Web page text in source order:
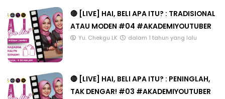
🔴 [LIVE] HAI, BELI APA ITU? : TRADISIONAL
ATAU MODEN #04 #AKADEMIYOUTUBER
Yu. Chekgu LK dalam 1 tahun yang lalu
🔴 [LIVE] HAI, BELI APA ITU? : PENINGLAH,
TAK DENGAR! #03 #AKADEMIYOUTUBER